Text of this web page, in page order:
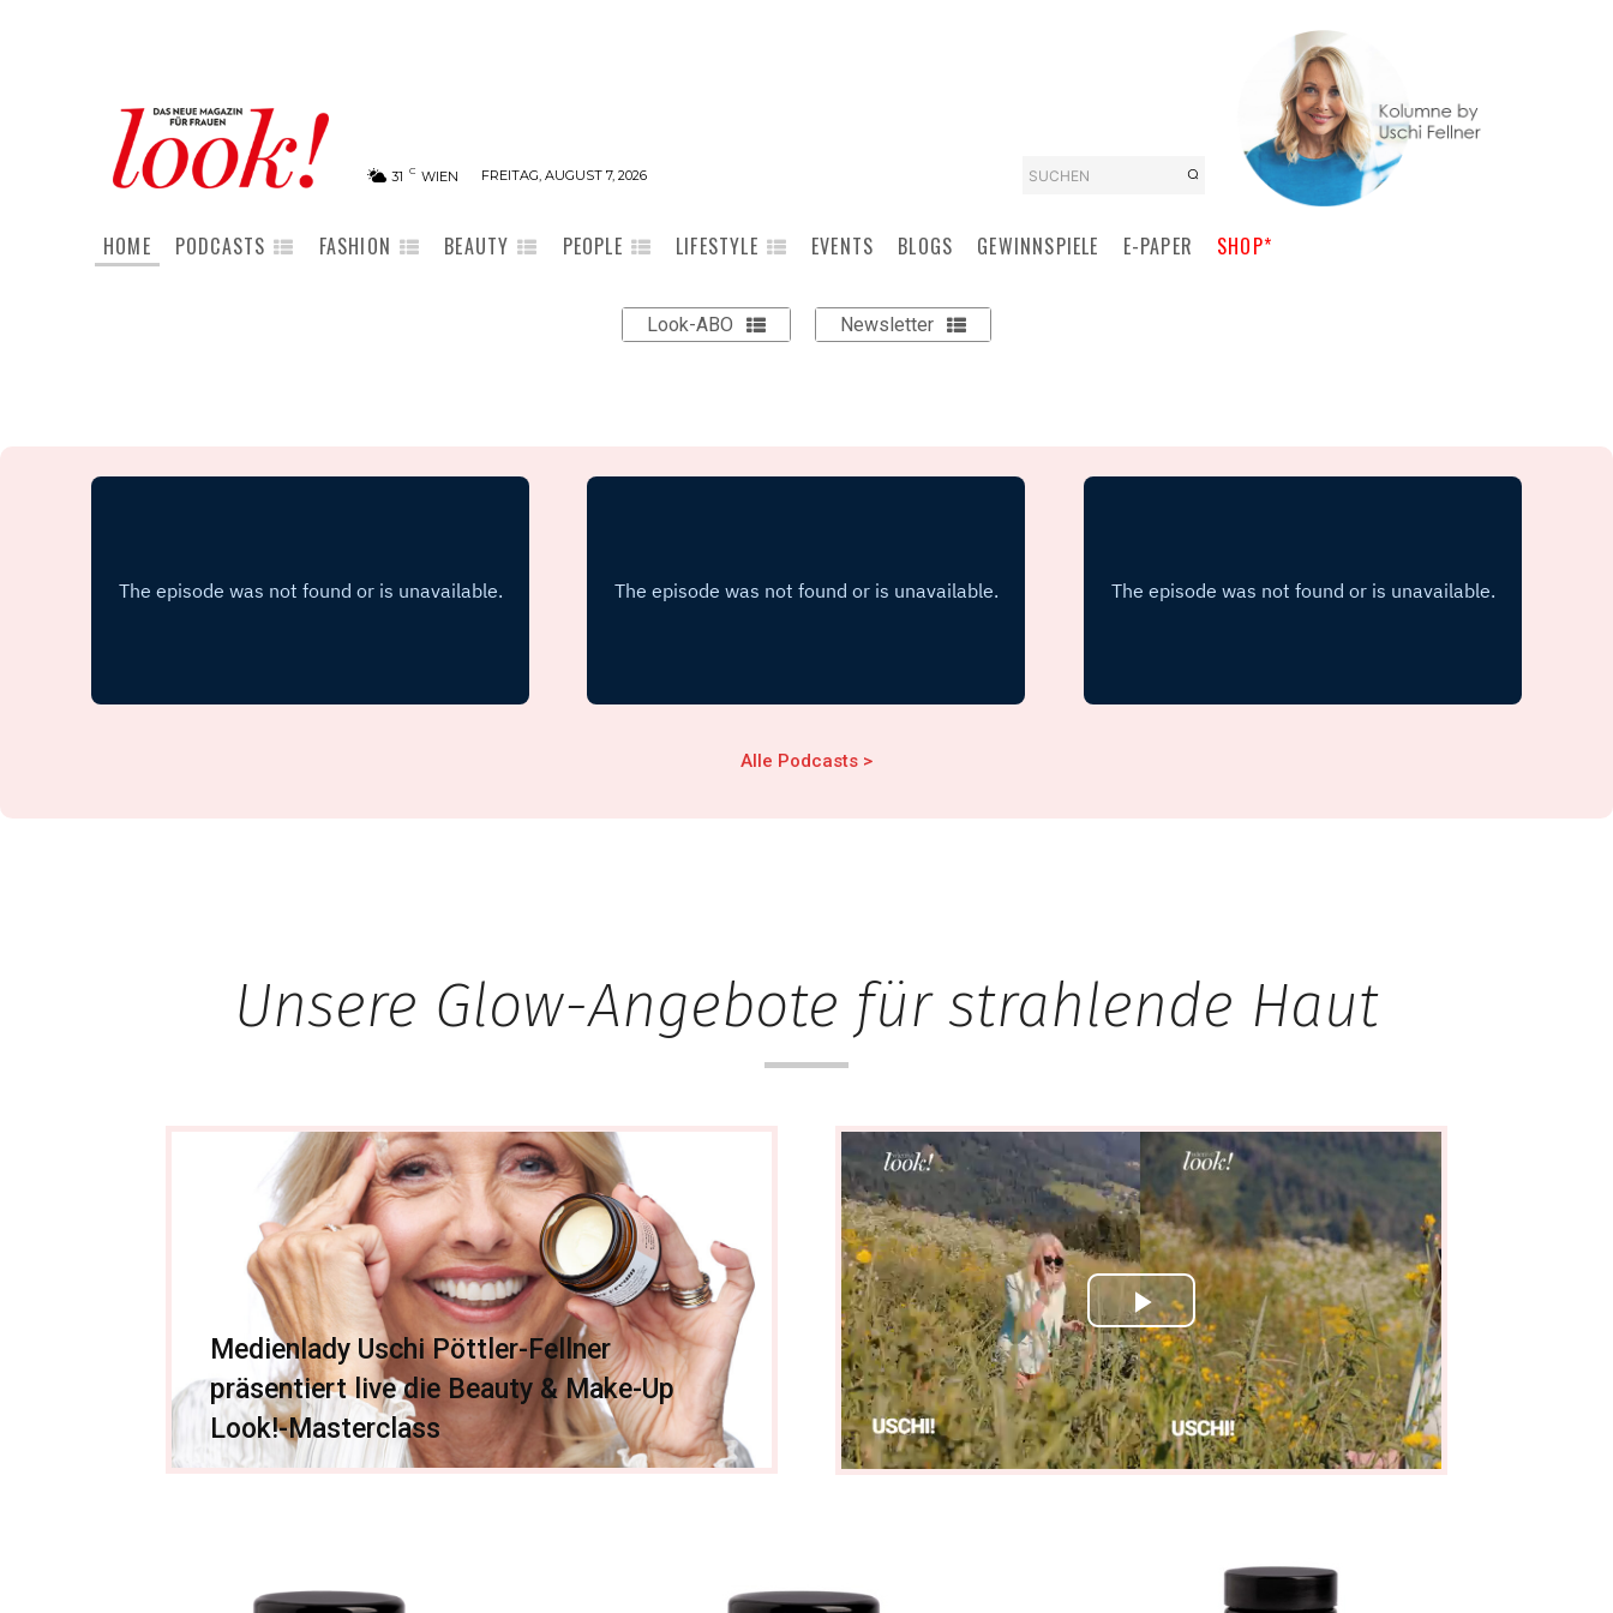
31 C WIEN FREITAG, AUGUST 7, 2026 SUCHEN
HOME PODCASTS FASHION BEAUTY PEOPLE LIFESTYLE EVENTS BLOGS GEWINNSPIELE E-PAPER SHOP*
Look-ABO Newsletter
Alle Podcasts >
Unsere Glow-Angebote für strahlende Haut
Medienlady Uschi Pöttler-Fellner
präsentiert live die Beauty & Make-Up
Look!-Masterclass